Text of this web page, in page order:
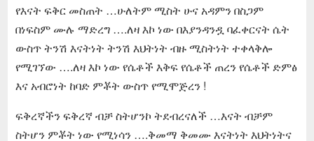
የእናት ፍቅር መስጠት …ሁለትም ሚስት ሁና አዳምን በስጋም
በነፍስም ሙሉ ማድረግ ….ለዛ እኮ ነው በእያንዳንዷ ባፈቀርናት ሴት
ውስጥ ትንሽ እናትነት ትንሽ እህትነት ብዙ ሚስትነት ተቀላቅሎ
የሚገኘው ….ለዛ እኮ ነው የሴቶች እቅፍ የሴቶች ጠረን የሴቶች ድምፅ
እና አብሮነት ከባድ ምቾት ውስጥ የሚሞጅረን !
ፍቅረኛችን ፍቅረኛ ብቻ ስትሆንኮ ትደብረናለች …እናት ብቻም
ስትሆን ምቾት ነው የሚነሳን ….ቅመማ ቅመሙ እናትነት እህትነትና